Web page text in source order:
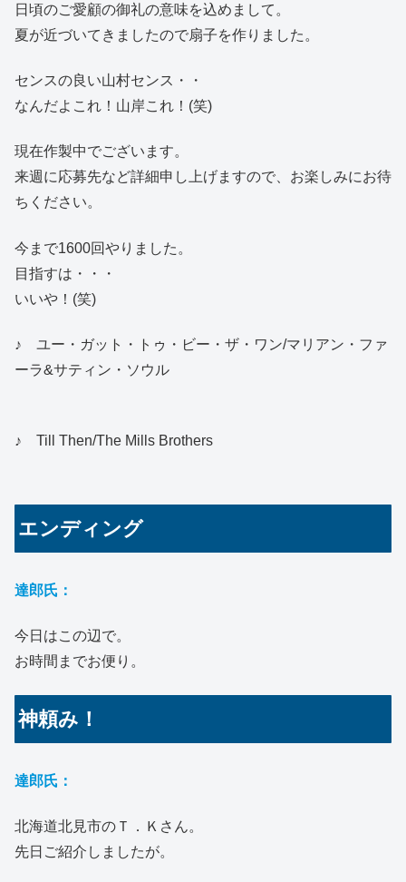
日頃のご愛顧の御礼の意味を込めまして。
夏が近づいてきましたので扇子を作りました。
センスの良い山村センス・・
なんだよこれ！山岸これ！(笑)
現在作製中でございます。
来週に応募先など詳細申し上げますので、お楽しみにお待
ちください。
今まで1600回やりました。
目指すは・・・
いいや！(笑)
♪ ユー・ガット・トゥ・ビー・ザ・ワン/マリアン・ファ
ーラ&サティン・ソウル
♪ Till Then/The Mills Brothers
エンディング
達郎氏：
今日はこの辺で。
お時間までお便り。
神頼み！
達郎氏：
北海道北見市のＴ．Ｋさん。
先日ご紹介しましたが。